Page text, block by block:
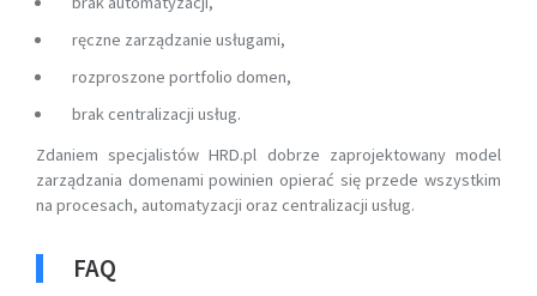
ręczne zarządzanie usługami,
rozproszone portfolio domen,
brak centralizacji usług.
Zdaniem specjalistów HRD.pl dobrze zaprojektowany model
zarządzania domenami powinien opierać się przede wszystkim
na procesach, automatyzacji oraz centralizacji usług.
FAQ